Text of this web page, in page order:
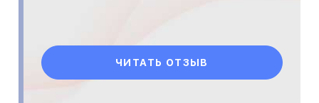
ЧИТАТЬ ОТЗЫВ